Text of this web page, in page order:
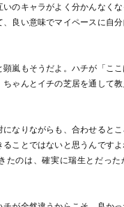
いのキャラがよく分かんなく
良い意味でマイペースに自
顕嵐もそうだよ。ハチが「こ
ちゃんとイチの芝居を通して
なりながらも、合わせると
ことではないと思うんです
たのは、確実に瑞生とだった